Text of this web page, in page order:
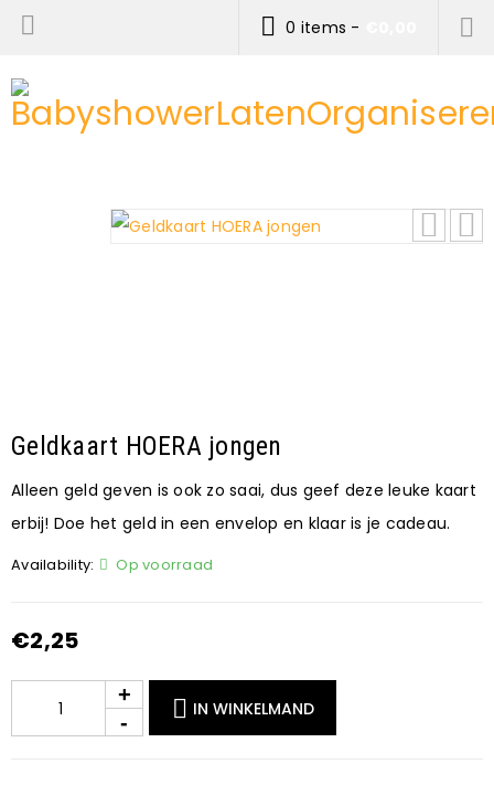
0 items -
Geldkaart HOERA jongen
Alleen geld geven is ook zo saai, dus geef deze leuke kaart
erbij! Doe het geld in een envelop en klaar is je cadeau.
Availability: Op voorraad
€2,25
IN WINKELMAND